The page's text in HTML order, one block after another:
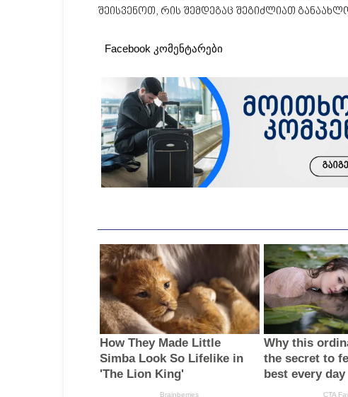
შეისვენოთ, რის შემდეგაც შეგიძლიათ
Facebook კომენტარები